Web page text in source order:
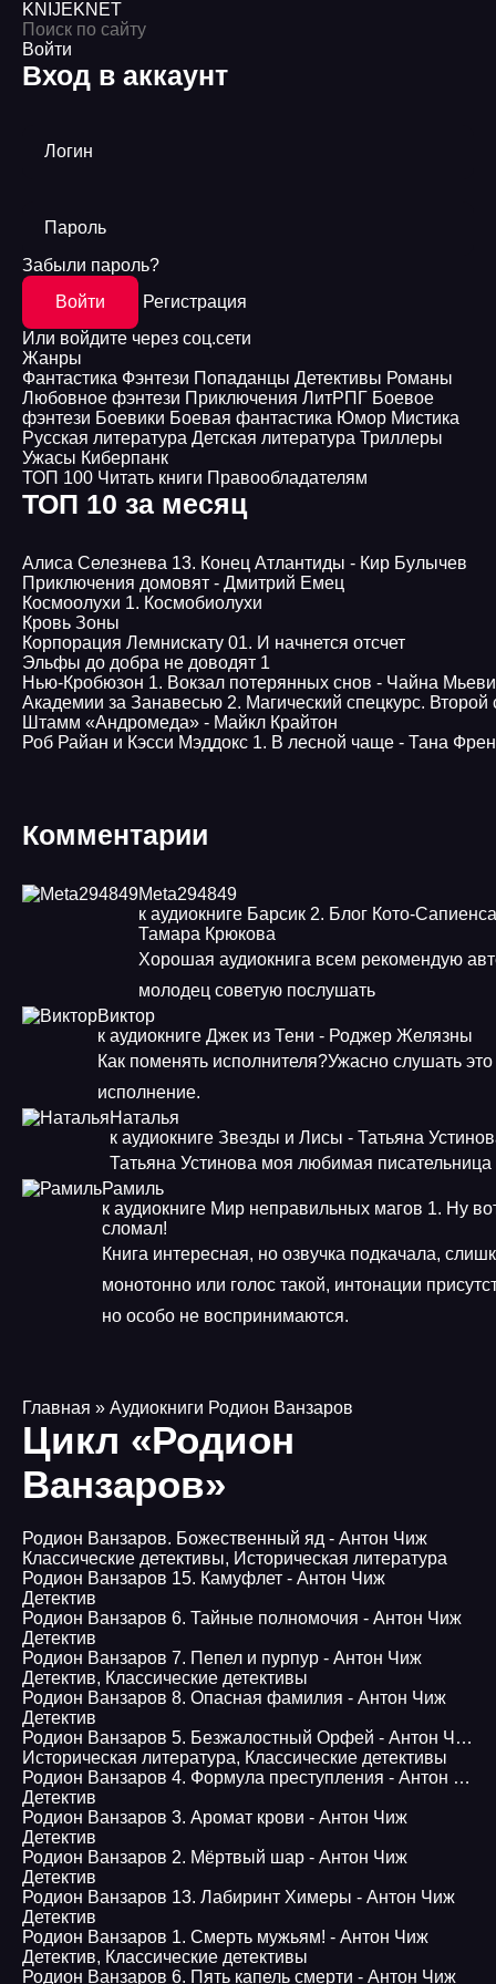
KNIJEKNET
Войти
Вход в аккаунт
Логин
Пароль
Забыли пароль?
Войти
Регистрация
Или войдите через соц.сети
Жанры
Фантастика Фэнтези Попаданцы Детективы Романы
Любовное фэнтези Приключения ЛитРПГ Боевое
фэнтези Боевики Боевая фантастика Юмор Мистика
Русская литература Детская литература Триллеры
Ужасы Киберпанк
ТОП 100 Читать книги Правообладателям
ТОП 10 за месяц
Алиса Селезнева 13. Конец Атлантиды - Кир Булычев
Приключения домовят - Дмитрий Емец
Космоолухи 1. Космобиолухи
Кровь Зоны
Корпорация Лемнискату 01. И начнется отсчет
Эльфы до добра не доводят 1
Нью-Кробюзон 1. Вокзал потерянных снов - Чайна
Академии за Занавесью 2. Магический спецкурс. Второй
Штамм «Андромеда» - Майкл Крайтон
Роб Райан и Кэсси Мэддокс 1. В лесной чаще - Тана
Комментарии
Meta294849
к аудиокниге Барсик 2. Блог Кото-
Тамара Крюкова
Хорошая аудиокнига всем рекомендую
молодец советую послушать
Виктор
к аудиокниге Джек из Тени - Роджер Желязны
Как поменять исполнителя?Ужасно слушать это
исполнение.
Наталья
к аудиокниге Звезды и Лисы - Татьяна
Татьяна Устинова моя любимая писательница
Рамиль
к аудиокниге Мир неправильных магов 1. Ну
сломал!
Книга интересная, но озвучка подкачала,
монотонно или голос такой, интонации
но особо не воспринимаются.
Главная » Аудиокниги Родион Ванзаров
Цикл «Родион
Ванзаров»
Родион Ванзаров. Божественный яд - Антон Чиж
Классические детективы, Историческая литература
Родион Ванзаров 15. Камуфлет - Антон Чиж
Детектив
Родион Ванзаров 6. Тайные полномочия - Антон Чиж
Детектив
Родион Ванзаров 7. Пепел и пурпур - Антон Чиж
Детектив, Классические детективы
Родион Ванзаров 8. Опасная фамилия - Антон Чиж
Детектив
Родион Ванзаров 5. Безжалостный Орфей - Антон Чиж
Историческая литература, Классические детективы
Родион Ванзаров 4. Формула преступления - Антон Чиж
Детектив
Родион Ванзаров 3. Аромат крови - Антон Чиж
Детектив
Родион Ванзаров 2. Мёртвый шар - Антон Чиж
Детектив
Родион Ванзаров 13. Лабиринт Химеры - Антон Чиж
Детектив
Родион Ванзаров 1. Смерть мужьям! - Антон Чиж
Детектив, Классические детективы
Родион Ванзаров 6. Пять капель смерти - Антон Чиж